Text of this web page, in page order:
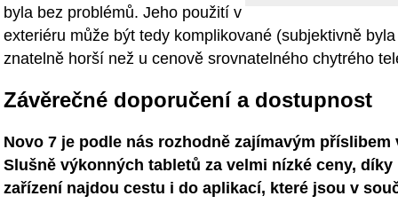
byla bez problémů. Jeho použití v
exteriéru může být tedy komplikované (subjektivně
znatelně horší než u cenově srovnatelného chytrého
Závěrečné doporučení a dostupnost
Novo 7 je podle nás rozhodně zajímavým
Slušně výkonných tabletů za velmi nízké ceny,
zařízení najdou cestu i do aplikací, které jsou v